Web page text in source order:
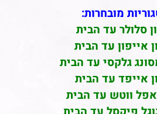
מובחרות:
סלולר עד הבית
אייפון עד הבית
גלקסי עד הבית
אייפד עד הבית
אפל ווטש עד הבית